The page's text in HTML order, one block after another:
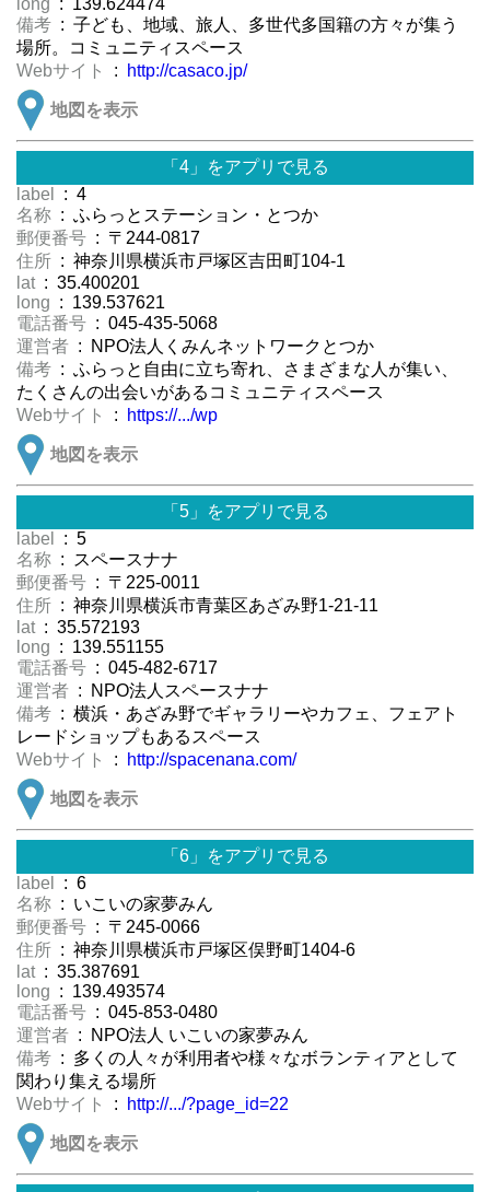
long : 139.624474
備考 : 子ども、地域、旅人、多世代多国籍の方々が集う
場所。コミュニティスペース
Webサイト
: http://casaco.jp/
地図を表示
「4」をアプリで見る
label
: 4
名称 : ふらっとステーション・とつか
郵便番号 : 〒244-0817
住所 : 神奈川県横浜市戸塚区吉田町104-1
lat : 35.400201
long : 139.537621
電話番号 : 045-435-5068
運営者 : NPO法人くみんネットワークとつか
備考 : ふらっと自由に立ち寄れ、さまざまな人が集い、
たくさんの出会いがあるコミュニティスペース
Webサイト
: https://.../wp
地図を表示
「5」をアプリで見る
label
: 5
名称 : スペースナナ
郵便番号 : 〒225-0011
住所 : 神奈川県横浜市青葉区あざみ野1-21-11
lat : 35.572193
long : 139.551155
電話番号 : 045-482-6717
運営者 : NPO法人スペースナナ
備考 : 横浜・あざみ野でギャラリーやカフェ、フェアト
レードショップもあるスペース
Webサイト
: http://spacenana.com/
地図を表示
「6」をアプリで見る
label
: 6
名称 : いこいの家夢みん
郵便番号 : 〒245-0066
住所 : 神奈川県横浜市戸塚区俣野町1404-6
lat : 35.387691
long : 139.493574
電話番号 : 045-853-0480
運営者 : NPO法人 いこいの家夢みん
備考 : 多くの人々が利用者や様々なボランティアとして
関わり集える場所
Webサイト
: http://.../?page_id=22
地図を表示